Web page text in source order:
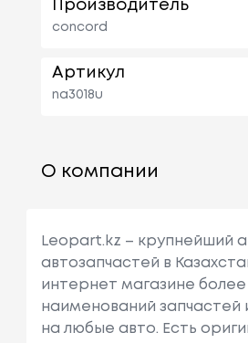
Производитель
concord
Артикул
na3018u
О компании
Leopart.kz – крупнейший
автозапчастей в
интернет магазине более
наименований запчастей
на любые авто. Есть